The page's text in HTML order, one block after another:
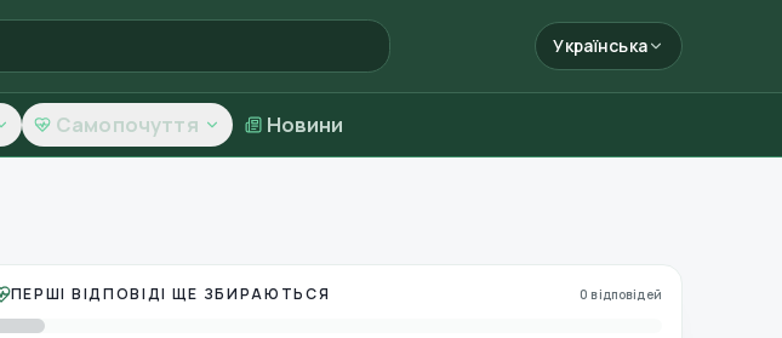
Українська
Самопочуття Новини
ПЕРШІ ВІДПОВІДІ ЩЕ ЗБИРАЮТЬСЯ 0 відповідей